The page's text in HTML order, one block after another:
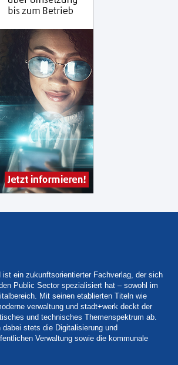
ist ein zukunftsorientierter Fachverlag, der sich
Public Sector spezialisiert hat – sowohl im
Mit seinen etablierten Titeln wie
verwaltung und stadt+werk deckt der
und technisches Themenspektrum ab.
stets die Digitalisierung und
Verwaltung sowie die kommunale